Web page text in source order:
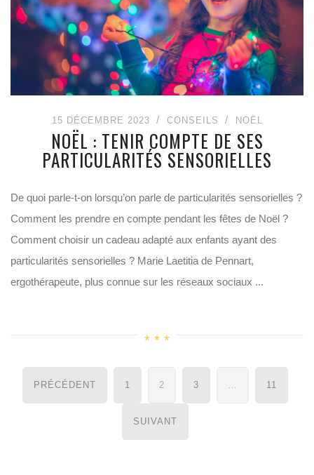
15 DÉCEMBRE 2023 CONSEILS NOËL
NOËL : TENIR COMPTE DE SES
PARTICULARITÉS SENSORIELLES
De quoi parle-t-on lorsqu’on parle de particularités sensorielles ?
Comment les prendre en compte pendant les fêtes de Noël ?
Comment choisir un cadeau adapté aux enfants ayant des
particularités sensorielles ? Marie Laetitia de Pennart,
ergothérapeute, plus connue sur les réseaux sociaux ...
Navigation
PRÉCÉDENT 1 2 3 … 11
SUIVANT